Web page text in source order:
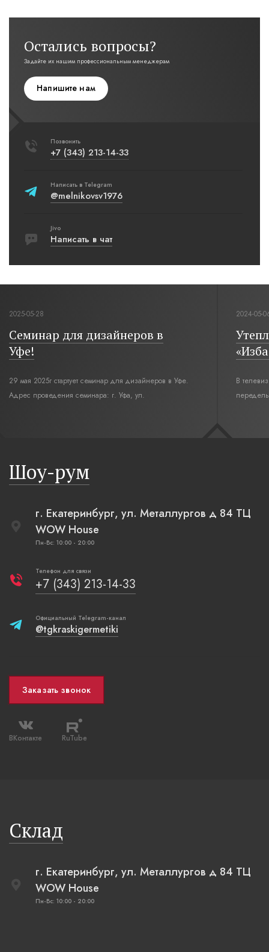
Остались вопросы?
Задайте их нашим профессиональным менеджерам
Напишите нам
Позвонить
+7 (343) 213-14-33
Написать в Telegram
@melnikovsv1976
Jivo
Написать в чат
в Уфе.
Утепление мансарды в проекте
В телевизионной передаче «Дачный ответ» на НТВ
переделывают мансарду. Стилистическим
плетеные вазы.
Шоу-рум
г. Екатеринбург, ул. Металлургов д 84 ТЦ
WOW House
Пн-Вс: 10:00 - 20:00
Телефон для связи
+7 (343) 213-14-33
Официальный Telegram-канал
@tgkraskigermetiki
Заказать звонок
ВКонтакте RuTube
Склад
г. Екатеринбург, ул. Металлургов д 84 ТЦ
WOW House
Пн-Вс: 10:00 - 20:00